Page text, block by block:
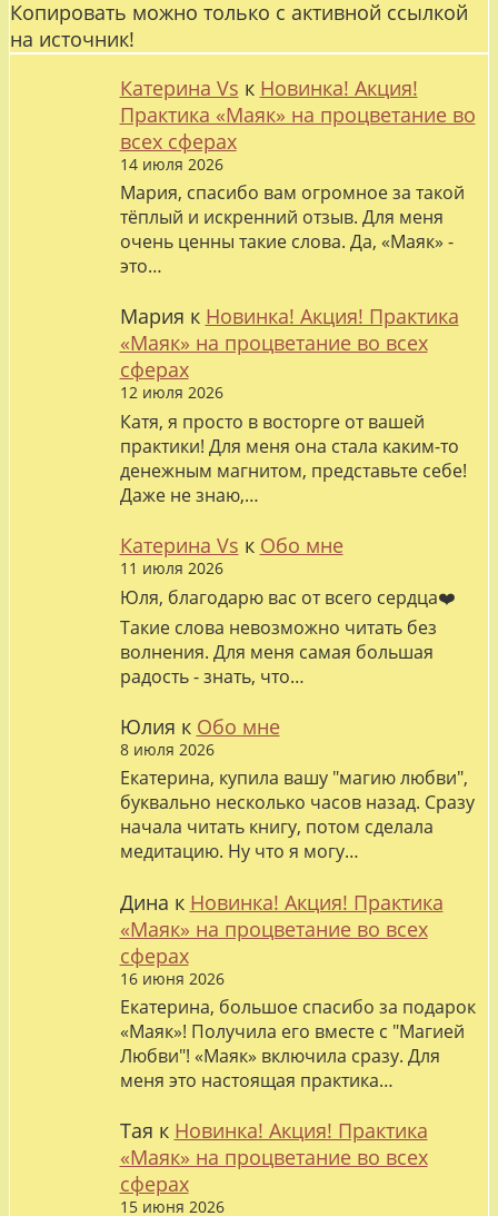
Копировать можно только с активной ссылкой
на источник!
Катерина Vs к Новинка! Акция!
Практика «Маяк» на процветание во
всех сферах
14 июля 2026
Мария, спасибо вам огромное за такой
тёплый и искренний отзыв. Для меня
очень ценны такие слова. Да, «Маяк» -
это…
Мария к Новинка! Акция! Практика
«Маяк» на процветание во всех
сферах
12 июля 2026
Катя, я просто в восторге от вашей
практики! Для меня она стала каким-то
денежным магнитом, представьте себе!
Даже не знаю,…
Катерина Vs к Обо мне
11 июля 2026
Юля, благодарю вас от всего сердца❤️
Такие слова невозможно читать без
волнения. Для меня самая большая
радость - знать, что…
Юлия к Обо мне
8 июля 2026
Екатерина, купила вашу "магию любви",
буквально несколько часов назад. Сразу
начала читать книгу, потом сделала
медитацию. Ну что я могу…
Дина к Новинка! Акция! Практика
«Маяк» на процветание во всех
сферах
16 июня 2026
Екатерина, большое спасибо за подарок
«Маяк»! Получила его вместе с "Магией
Любви"! «Маяк» включила сразу. Для
меня это настоящая практика…
Тая к Новинка! Акция! Практика
«Маяк» на процветание во всех
сферах
15 июня 2026